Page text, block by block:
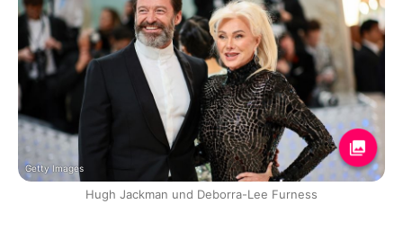
Getty Images
Hugh Jackman und Deborra-Lee Furness